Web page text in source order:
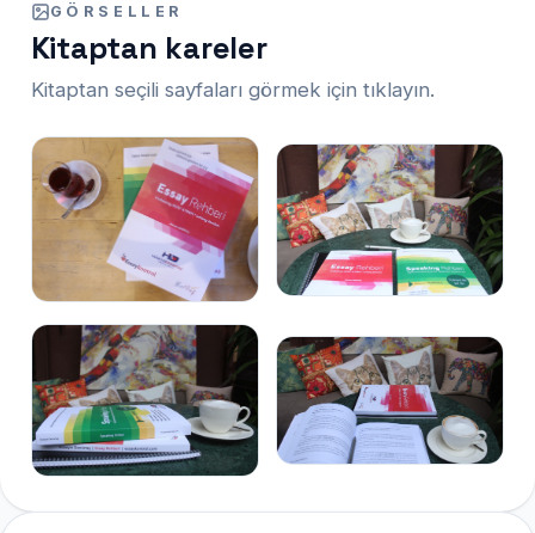
GÖRSELLER
Kitaptan kareler
Kitaptan seçili sayfaları görmek için tıklayın.